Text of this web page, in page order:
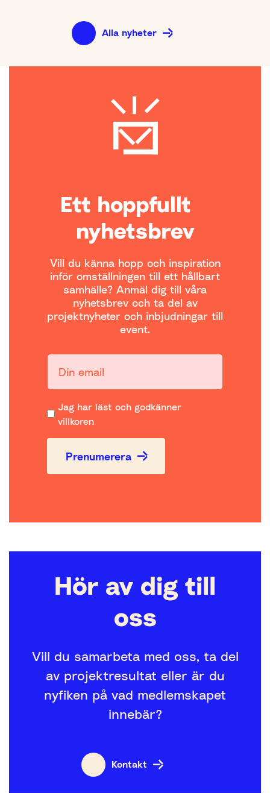
Alla nyheter
Ett hoppfullt
nyhetsbrev
Vill du känna hopp och inspiration
inför omställningen till ett hållbart
samhälle? Anmäl dig till våra
nyhetsbrev och ta del av
projektnyheter och inbjudningar till
event.
Din email:
Jag har läst och godkänner
villkoren
Prenumerera
Hör av dig till
oss
Vill du samarbeta med oss, ta del
av projektresultat eller är du
nyfiken på vad medlemskapet
innebär?
Kontakt